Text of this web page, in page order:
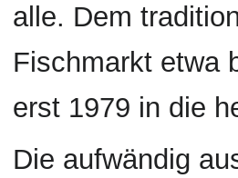
alle. Dem
Fischmarkt etwa
erst 1979 in die
Die aufwändig